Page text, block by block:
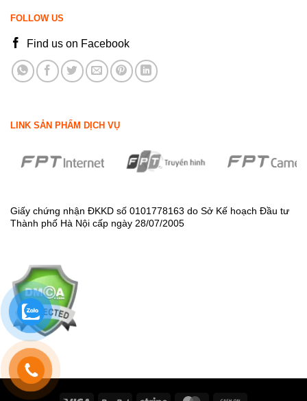
FOLLOW US
Find us on Facebook
LINK SẢN PHẨM DỊCH VỤ
Giấy chứng nhận ĐKKD số 0101778163 do Sở Kế hoạch Đầu tư
Thành phố Hà Nội cấp ngày 28/07/2005